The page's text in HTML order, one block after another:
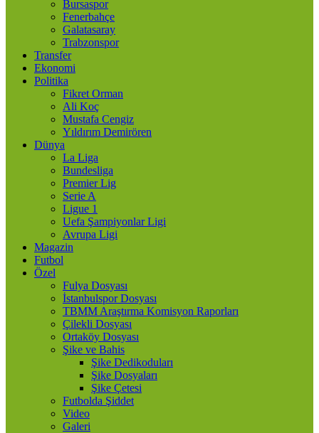
Bursaspor
Fenerbahçe
Galatasaray
Trabzonspor
Transfer
Ekonomi
Politika
Fikret Orman
Ali Koç
Mustafa Cengiz
Yıldırım Demirören
Dünya
La Liga
Bundesliga
Premier Lig
Serie A
Ligue 1
Uefa Şampiyonlar Ligi
Avrupa Ligi
Magazin
Futbol
Özel
Fulya Dosyası
İstanbulspor Dosyası
TBMM Araştırma Komisyon Raporları
Çilekli Dosyası
Ortaköy Dosyası
Şike ve Bahis
Şike Dedikoduları
Şike Dosyaları
Şike Çetesi
Futbolda Şiddet
Video
Galeri